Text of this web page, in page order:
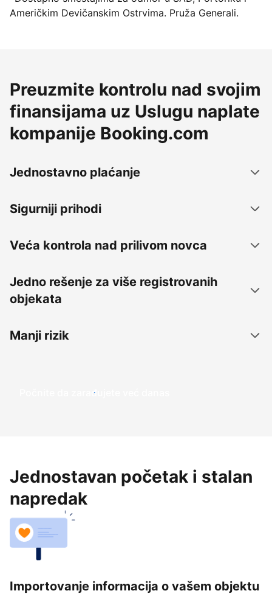
Američkim Devičanskim Ostrvima. Pruža Generali.
Preuzmite kontrolu nad svojim
finansijama uz Uslugu naplate
kompanije Booking.com
Jednostavno plaćanje
Sigurniji prihodi
Veća kontrola nad prilivom novca
Jedno rešenje za više registrovanih
objekata
Manji rizik
Počnite da zarađujete već danas
Jednostavan početak i stalan
napredak
Importovanje informacija o vašem objektu